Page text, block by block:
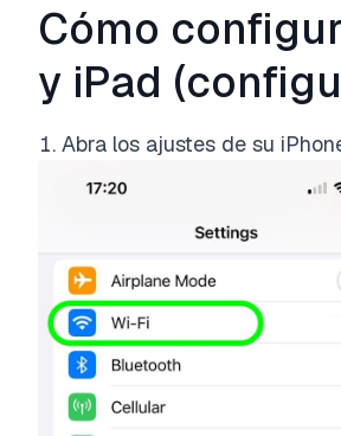
Cómo
y iPad
Abra los ajustes de su